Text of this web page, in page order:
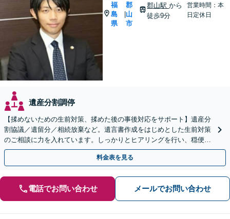
福
島
県
郡
山
市
郡山駅から
徒歩9分
営業時間：本
日定休日
遺産分割調停
【揉めないための生前対策、揉めた後の事後対応をサポート】遺産分
割協議／遺留分／相続放棄など。遺言書作成をはじめとした生前対策
のご相談に力を入れています。しっかりとヒアリングを行い、穏便な
解決のため最適なアドバイスを致します。【分割払い可能】
料金表を見る
電話でお問い合わせ メールでお問い合わせ